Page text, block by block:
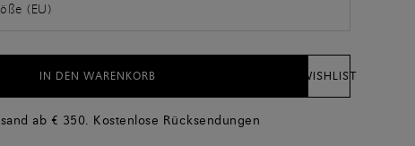
(EU)
IN DEN WARENKORB WISHLIST
ab € 350. Kostenlose Rücksendungen